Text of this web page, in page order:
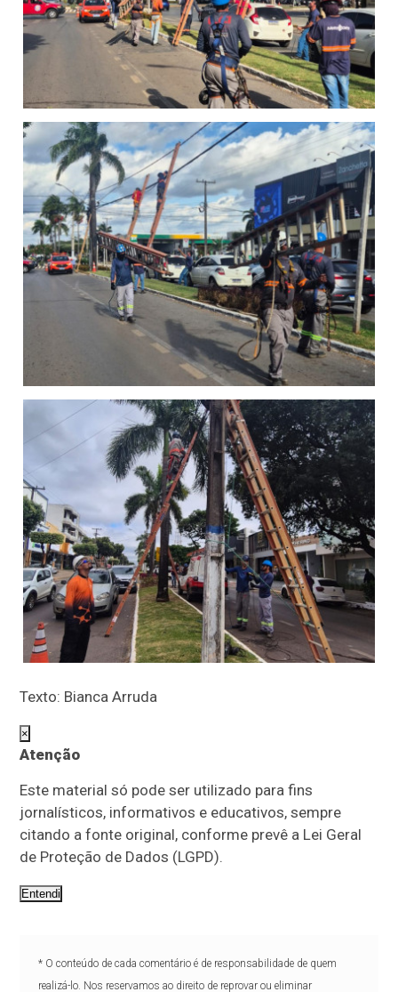
Texto: Bianca Arruda
×
Atenção
Este material só pode ser utilizado para fins
jornalísticos, informativos e educativos, sempre
citando a fonte original, conforme prevê a Lei Geral
de Proteção de Dados (LGPD).
Entendi
* O conteúdo de cada comentário é de responsabilidade de quem
realizá-lo. Nos reservamos ao direito de reprovar ou eliminar